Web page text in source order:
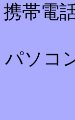
携帯電
パソコ